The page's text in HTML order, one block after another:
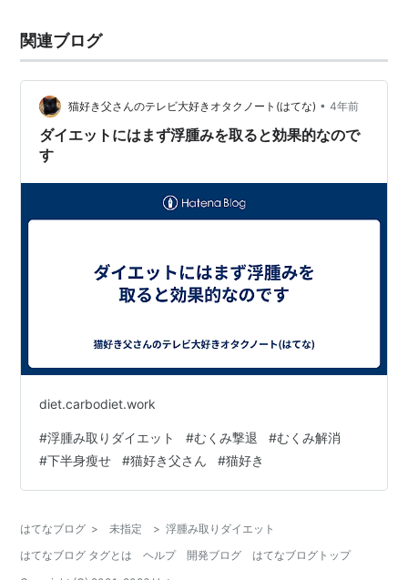
なり、脚が浮腫…
関連ブログ
猫好き父さんのテレビ大好きオタクノート(はてな) • 4年前
ダイエットにはまず浮腫みを取ると効果的なので
す
diet.carbodiet.work
#浮腫み取りダイエット #むくみ撃退 #むくみ解消
#下半身瘦せ #猫好き父さん #猫好き
はてなブログ > 未指定 > 浮腫み取りダイエット
はてなブログ タグとは
ヘルプ 開発ブログ
はてなブログトップ